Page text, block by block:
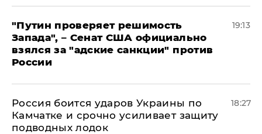
"Путин проверяет решимость
Запада", – Сенат США официально
взялся за "адские санкции" против
России
19:13
Россия боится ударов Украины по
Камчатке и срочно усиливает защиту
подводных лодок
18:27